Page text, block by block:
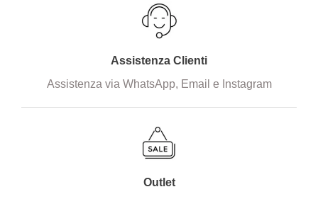
Assistenza Clienti
Assistenza via WhatsApp, Email e Instagram
Outlet